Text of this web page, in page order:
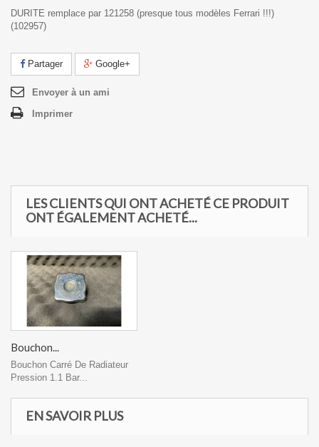
DURITE remplace par 121258 (presque tous modèles Ferrari !!!)
(102957)
Partager Google+
Envoyer à un ami
Imprimer
LES CLIENTS QUI ONT ACHETÉ CE PRODUIT
ONT ÉGALEMENT ACHETÉ...
Bouchon...
Bouchon Carré De Radiateur
Pression 1.1 Bar...
EN SAVOIR PLUS